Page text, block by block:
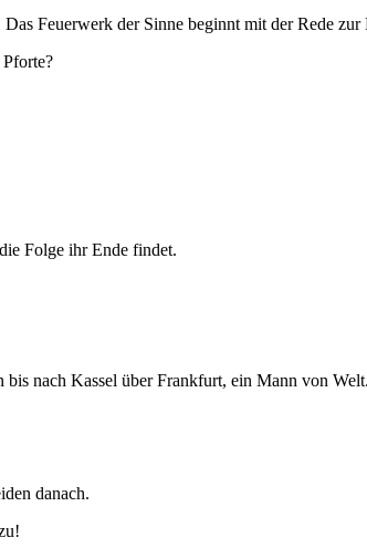
Feuerwerk der Sinne beginnt mit der Rede
Folge ihr Ende findet.
nach Kassel über Frankfurt, ein Mann von
danach.